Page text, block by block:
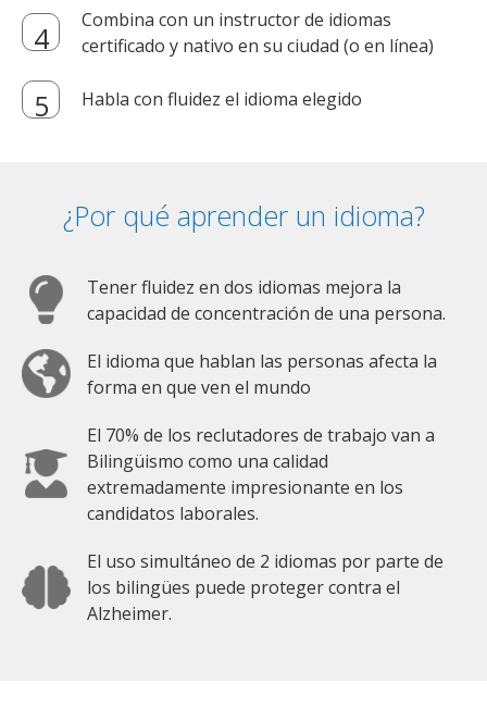
Combina con un instructor de idiomas
certificado y nativo en su ciudad (o en línea)
Habla con fluidez el idioma elegido
¿Por qué aprender un idioma?
Tener fluidez en dos idiomas mejora la
capacidad de concentración de una persona.
El idioma que hablan las personas afecta la
forma en que ven el mundo
El 70% de los reclutadores de trabajo van a
Bilingüismo como una calidad
extremadamente impresionante en los
candidatos laborales.
El uso simultáneo de 2 idiomas por parte de
los bilingües puede proteger contra el
Alzheimer.